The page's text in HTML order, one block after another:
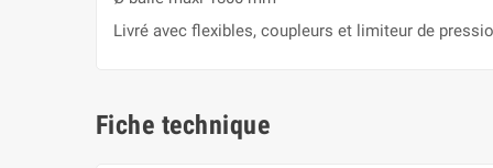
Livré avec flexibles, coupleurs et limiteur de
Fiche technique